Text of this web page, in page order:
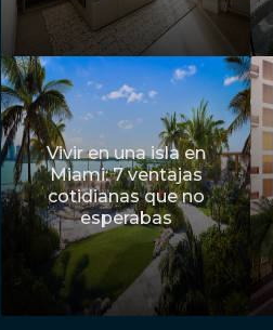
Vivir en una isla en
Miami: 7 ventajas
cotidianas que no
esperabas